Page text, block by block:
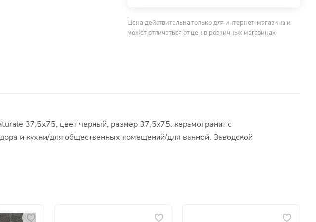
Цена действительна только для интернет-магазина и
может отличаться от цен в розничных магазинах
37,5x75, цвет черный, размер 37,5x75. керамогранит с
и кухни/для общественных помещений/для ванной. Заводской